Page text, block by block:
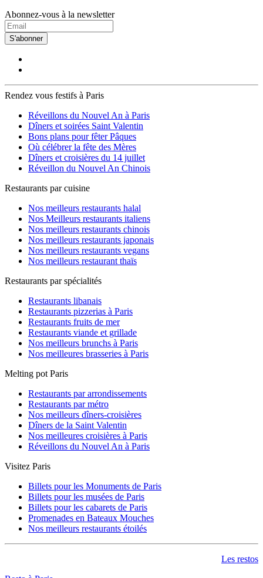
Abonnez-vous à la newsletter
S'abonner
Rendez vous festifs à Paris
Réveillons du Nouvel An à Paris
Dîners et soirées Saint Valentin
Bons plans pour fêter Pâques
Où célébrer la fête des Mères
Dîners et croisières du 14 juillet
Réveillon du Nouvel An Chinois
Restaurants par cuisine
Nos meilleurs restaurants halal
Nos Meilleurs restaurants italiens
Nos meilleurs restaurants chinois
Nos meilleurs restaurants japonais
Nos meilleurs restaurants vegans
Nos meilleurs restaurant thaïs
Restaurants par spécialités
Restaurants libanais
Restaurants pizzerias à Paris
Restaurants fruits de mer
Restaurants viande et grillade
Nos meilleurs brunchs à Paris
Nos meilleures brasseries à Paris
Melting pot Paris
Restaurants par arrondissements
Restaurants par métro
Nos meilleurs dîners-croisières
Dîners de la Saint Valentin
Nos meilleures croisières à Paris
Réveillons du Nouvel An à Paris
Visitez Paris
Billets pour les Monuments de Paris
Billets pour les musées de Paris
Billets pour les cabarets de Paris
Promenades en Bateaux Mouches
Nos meilleurs restaurants étoilés
Les restos